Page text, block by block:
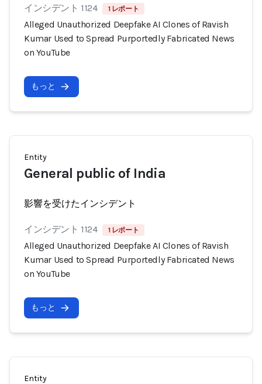
インシデント 1124 1 レポート
Alleged Unauthorized Deepfake AI Clones of Ravish
Kumar Used to Spread Purportedly Fabricated News
on YouTube
もっと
Entity
General public of India
影響を受けたインシデント
インシデント 1124 1 レポート
Alleged Unauthorized Deepfake AI Clones of Ravish
Kumar Used to Spread Purportedly Fabricated News
on YouTube
もっと
Entity